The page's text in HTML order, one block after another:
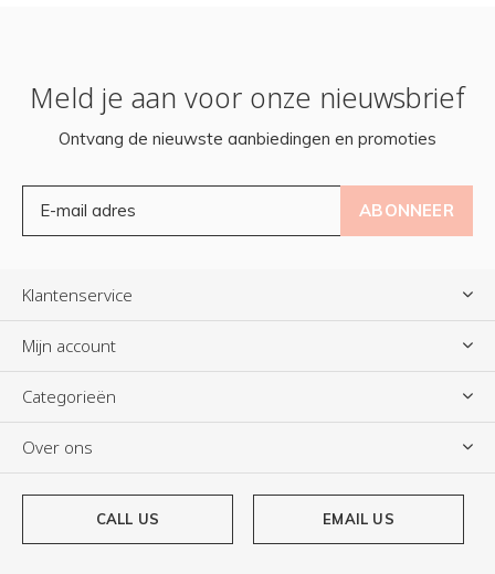
Meld je aan voor onze nieuwsbrief
Ontvang de nieuwste aanbiedingen en promoties
ABONNEER
Klantenservice
Mijn account
Categorieën
Over ons
CALL US EMAIL US